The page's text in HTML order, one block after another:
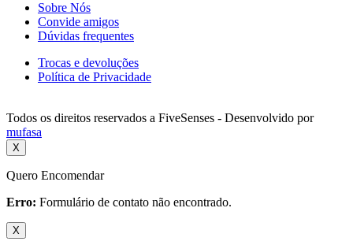
Sobre Nós
Convide amigos
Dúvidas frequentes
Trocas e devoluções
Política de Privacidade
Todos os direitos reservados a FiveSenses - Desenvolvido por
mufasa
X
Quero Encomendar
Erro: Formulário de contato não encontrado.
X